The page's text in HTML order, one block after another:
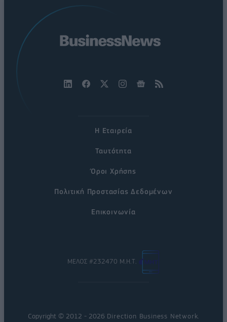
Η Εταιρεία
Ταυτότητα
Όροι Χρήσης
Πολιτική Προστασίας Δεδομένων
Επικοινωνία
ΜΕΛΟΣ #232470 Μ.Η.Τ.
Copyright © 2012 - 2026 Direction Business Network